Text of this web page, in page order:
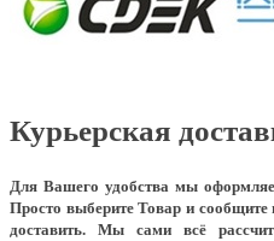
Курьерская
Для Вашего удобства мы
Просто выберите Товар и
доставить. Мы сами всё